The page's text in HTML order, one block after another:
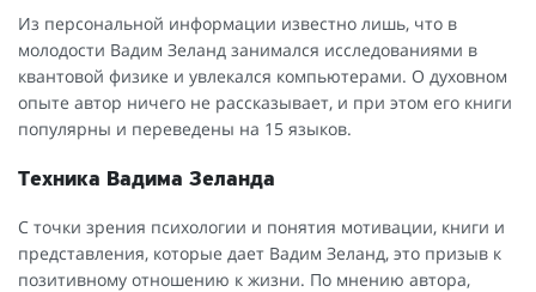
Из персональной информации известно лишь, что в
молодости Вадим Зеланд занимался исследованиями в
квантовой физике и увлекался компьютерами. О духовном
опыте автор ничего не рассказывает, и при этом его книги
популярны и переведены на 15 языков.
Техника Вадима Зеланда
С точки зрения психологии и понятия мотивации, книги и
представления, которые дает Вадим Зеланд, это призыв к
позитивному отношению к жизни. По мнению автора,